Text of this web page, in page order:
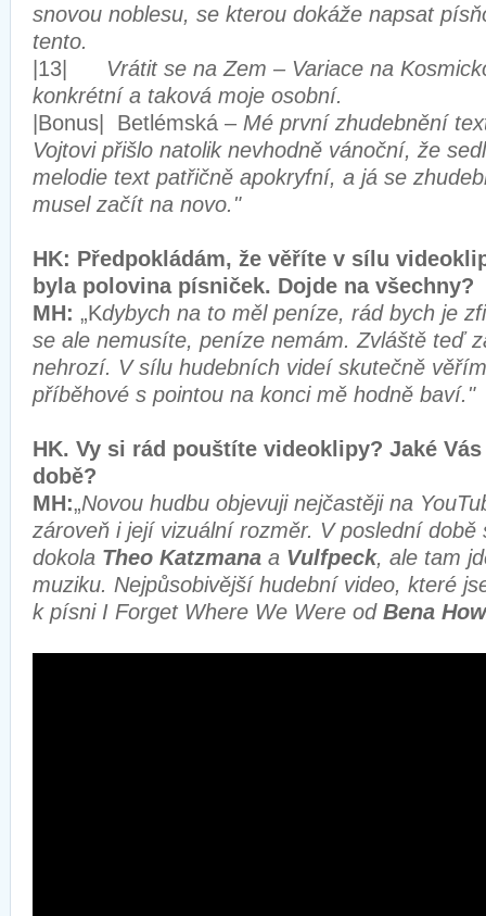
snovou noblesu, se kterou dokáže napsat
tento.
|13| Vrátit se na Zem – Variace na
konkrétní a taková moje osobní.
|Bonus| Betlémská – Mé první zhudebnění
Vojtovi přišlo natolik nevhodně vánoční, že
melodie text patřičně apokryfní, a já se
musel začít na novo."
HK: Předpokládám, že věříte v sílu
byla polovina písniček. Dojde na všechny?
MH: „Kdybych na to měl peníze, rád bych je
se ale nemusíte, peníze nemám. Zvláště teď
nehrozí. V sílu hudebních videí skutečně
příběhové s pointou na konci mě hodně
HK. Vy si rád pouštíte videoklipy? Jaké
době?
MH:„Novou hudbu objevuji nejčastěji na
zároveň i její vizuální rozměr. V poslední době
dokola Theo Katzmana a Vulfpeck, ale tam
muziku. Nejpůsobivější hudební video, které
k písni I Forget Where We Were od Bena